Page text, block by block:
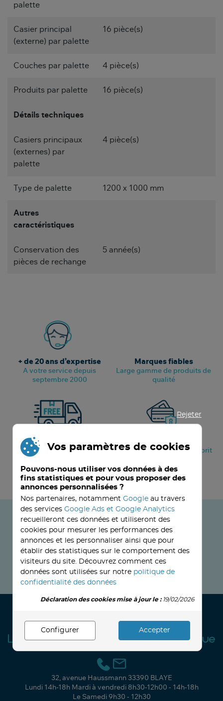
palette
Casier principal
(externe) par palette
16 pièce(s)
Couches par palette 4 pièce(s)
Produits par palette 16 pièce(s)
Détails techniques
Casiers principaux
(externes) par
palette
4 pièce(s)
Type de palette 1200 x 1000 mm
Autres
caractéristiques
Conservation des
pièces de rechange
5 année(s)
+ de 20 ans d’expertise
A votre service depuis
septembre 2000
Marques fiables
Large gamme de produits de
qualité
Livraison gratuite
Suivi de votre colis en temps
Paiement sécurisé
Pour votre tranquillité d’esprit
Ne manquez plus les
bonnes affaires !
JE M’INSCRIS MAINTENANT !
32, avenue Haussmann 33390 BLAYE
Lundi 14h-18hMardi à vendredi8h30-12h00 - 14h-18h
Le Samedi 9h30 - 12h30
Rejeter
Vos paramètres de cookies
Pouvons-nous utiliser vos données à des
fins statistiques et pour vous proposer des
annonces personnalisées ?
Nos partenaires, notamment Google au travers
des services Google Ads et Google Analytics
recueilleront ces données et utiliseront des
cookies pour mesurer les performances des
annonces et les personnaliser ainsi que pour
établir des statistiques sur le comportement des
visiteurs du site. Découvrez comment ces
données sont utilisées sur notre politique de
confidentialité des données
Déclaration des cookies mise à jour le :19/02/2026
Configurer Accepter